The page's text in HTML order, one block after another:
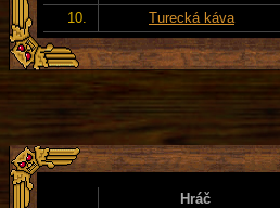
10.
Turecká káva
Hráč